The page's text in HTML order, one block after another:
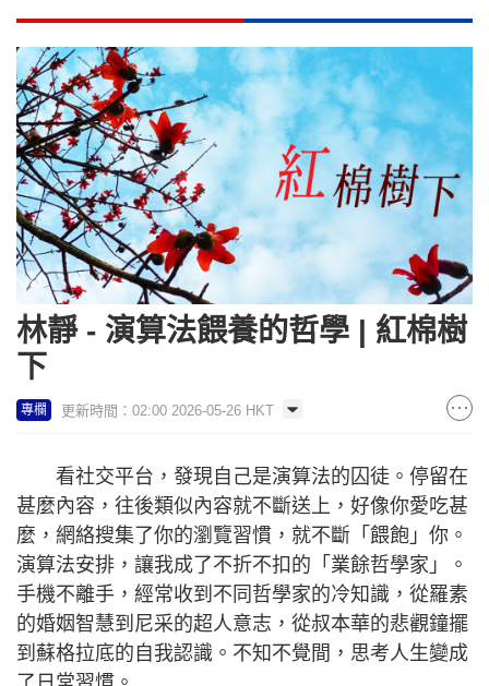
林靜 - 演算法餵養的哲學 | 紅棉樹
下
專欄 更新時間：02:00 2026-05-26 HKT
看社交平台，發現自己是演算法的囚徒。停留在
甚麼內容，往後類似內容就不斷送上，好像你愛吃甚
麼，網絡搜集了你的瀏覽習慣，就不斷「餵飽」你。
演算法安排，讓我成了不折不扣的「業餘哲學家」。
手機不離手，經常收到不同哲學家的冷知識，從羅素
的婚姻智慧到尼采的超人意志，從叔本華的悲觀鐘擺
到蘇格拉底的自我認識。不知不覺間，思考人生變成